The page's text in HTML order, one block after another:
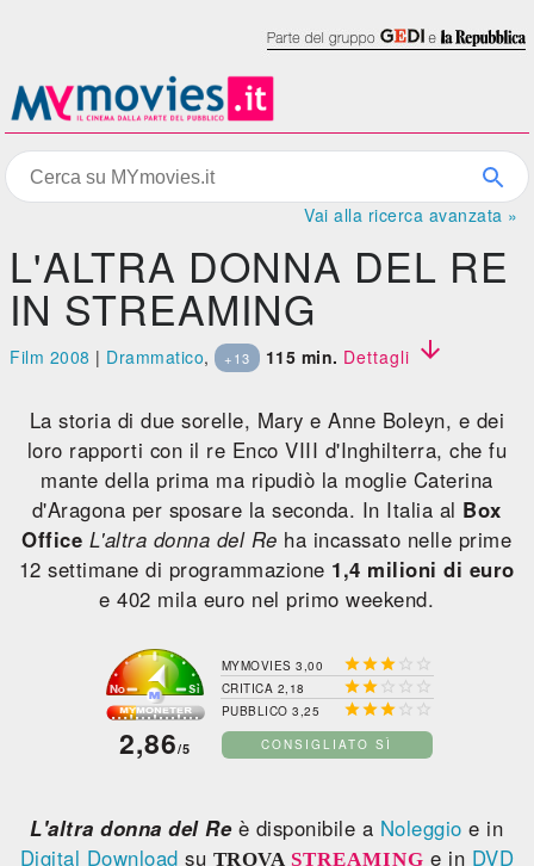
Vai alla ricerca avanzata »
L'ALTRA DONNA DEL RE
IN STREAMING
Film 2008 | Drammatico, +13 115 min. Dettagli 
La storia di due sorelle, Mary e Anne Boleyn, e dei
loro rapporti con il re Enco VIII d'Inghilterra, che fu
mante della prima ma ripudiò la moglie Caterina
d'Aragona per sposare la seconda. In Italia al Box
Office L'altra donna del Re ha incassato nelle prime
12 settimane di programmazione 1,4 milioni di euro
e 402 mila euro nel primo weekend.
2,86/5
MYMOVIES 3,00   
CRITICA 2,18    
PUBBLICO 3,25   
CONSIGLIATO SÌ
L'altra donna del Reè disponibile a Noleggio e in
Digital Download su TROVA STREAMING e in DVD